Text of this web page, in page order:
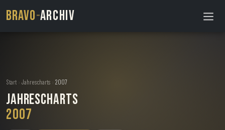
BRAVO-ARCHIV
Start Jahrescharts 2007
Jahrescharts
2007